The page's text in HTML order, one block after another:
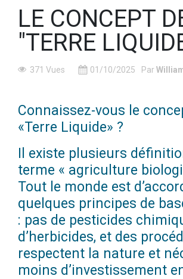
LE CONCEPT
"TERRE
371 Vues 01/10/2025 Par
Connaissez-vous le
«Terre Liquide» ?
Il existe plusieurs
terme « agriculture
Tout le monde est
quelques principes de
: pas de pesticides
d’herbicides, et des
respectent la nature et
moins d’investissement